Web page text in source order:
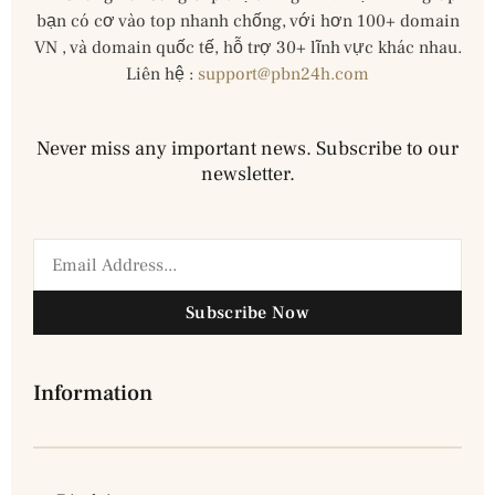
bạn có cơ vào top nhanh chống, với hơn 100+ domain
VN , và domain quốc tế, hỗ trợ 30+ lĩnh vực khác nhau.
Liên hệ : support@pbn24h.com
Never miss any important news. Subscribe to our
newsletter.
Subscribe Now
Information